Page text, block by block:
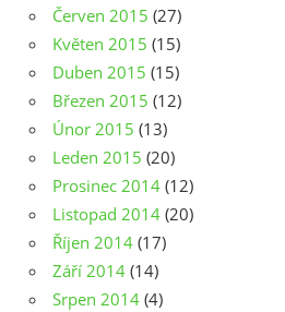
Červen 2015 (27)
Květen 2015 (15)
Duben 2015 (15)
Březen 2015 (12)
Únor 2015 (13)
Leden 2015 (20)
Prosinec 2014 (12)
Listopad 2014 (20)
Říjen 2014 (17)
Září 2014 (14)
Srpen 2014 (4)